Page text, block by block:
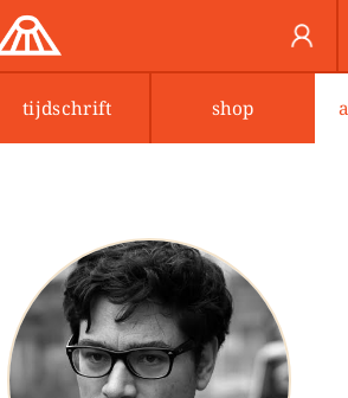
tijdschrift shop